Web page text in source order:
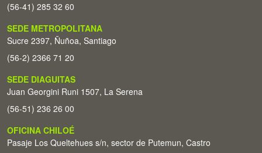
(56-41) 285 32 60
SEDE METROPOLITANA
Sucre 2397, Ñuñoa, Santiago
(56-2) 2366 71 20
SEDE DIAGUITAS
Juan Georgini Runi 1507, La Serena
(56-51) 236 26 00
OFICINA CHILOÉ
Pasaje Los Queltehues s/n, sector de Putemun, Castro